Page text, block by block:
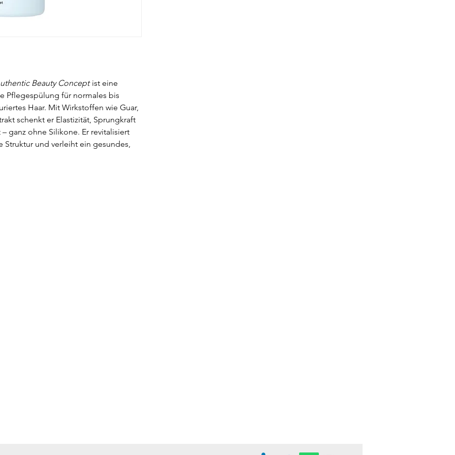
Beauty Conceptist eine
Pflegespülung für normales bis
Haar. Mit Wirkstoffen wie Guar,
schenkt er Elastizität, Sprungkraft
ganz ohne Silikone. Er revitalisiert
Struktur und verleiht ein gesundes,